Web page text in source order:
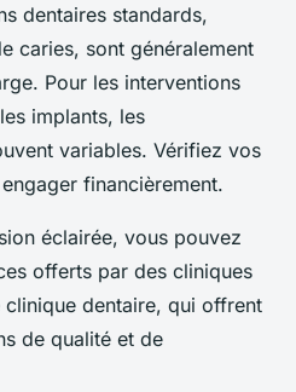
dentaires standards,
caries, sont généralement
Pour les interventions
implants, les
variables. Vérifiez vos
financièrement.
éclairée, vous pouvez
offerts par des cliniques
dentaire, qui offrent
de qualité et de